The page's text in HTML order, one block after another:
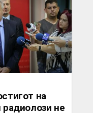
на
радиолози не